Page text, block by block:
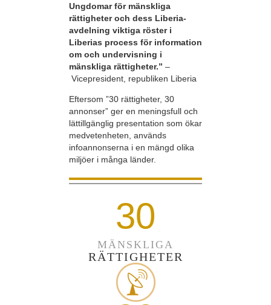
Ungdomar för mänskliga
rättigheter och dess Liberia-
avdelning viktiga röster i
Liberias process för information
om och undervisning i
mänskliga rättigheter.” –
Vicepresident, republiken Liberia
Eftersom ”30 rättigheter, 30
annonser” ger en meningsfull och
lättillgänglig presentation som ökar
medvetenheten, används
infoannonserna i en mängd olika
miljöer i många länder.
30
MÄNSKLIGA
RÄTTIGHETER